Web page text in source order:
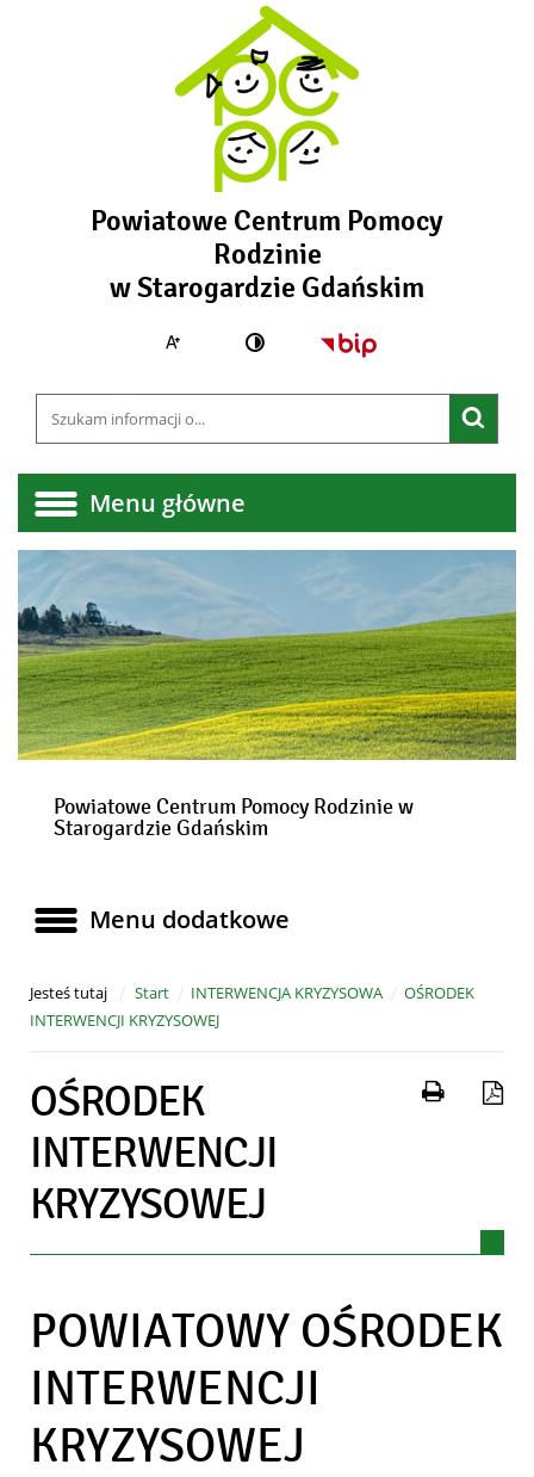
Powiatowe Centrum Pomocy
Rodzinie
w Starogardzie Gdańskim
Większa czcionkaZmień kontrast
Wyszukiwarka
Wyszukiwana fraza
Menu główne
Menu główne
Informacje
Powiatowe Centrum Pomocy Rodzinie w
Starogardzie Gdańskim
Menu dodatkowe
Menu dodatkowe
Jesteś tutaj Start INTERWENCJA KRYZYSOWA
OŚRODEK
INTERWENCJI KRYZYSOWEJ
OŚRODEK
INTERWENCJI
KRYZYSOWEJ
POWIATOWY OŚRODEK
INTERWENCJI
KRYZYSOWEJ